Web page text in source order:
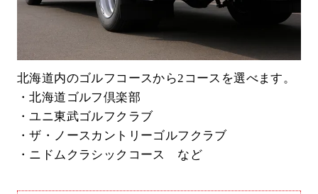
北海道内のゴルフコースから2コースを選べます。
・北海道ゴルフ倶楽部
・ユニ東武ゴルフクラブ
・ザ・ノースカントリーゴルフクラブ
・ニドムクラシックコース など